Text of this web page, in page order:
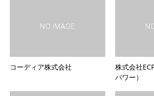
コーディア株式会社
株式会社
パワー）